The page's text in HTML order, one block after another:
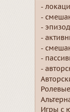
-
-
-
-
-
-
-
Игры с